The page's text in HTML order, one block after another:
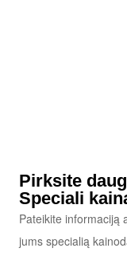
Pirksite
Speciali
Pateikite informaciją
jums specialią